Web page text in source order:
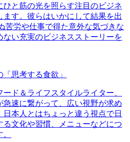
ひと筋の光を照らす注目のビジネ
ます。彼らはいかにして結果を出
苦労や仕事で得た意外な気づきな
ない充実のビジネスストーリーを
思考する食欲」
ド＆ライフスタイルライター、
急速に繋がって、広い視野が求め
日本人とはちょっと違う視点で日
る文化や習慣、メニューなどにつ